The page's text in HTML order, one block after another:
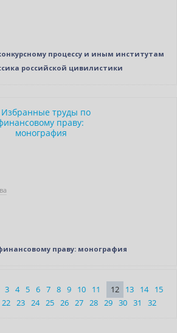
процессу и иным институтам
российской цивилистики
праву: монография
3 4 5 6 7 8 9 10 11 12 13 14
15
22 23 24 25 26 27 28 29 30 31 32